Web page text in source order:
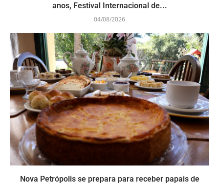
anos, Festival Internacional de...
04/08/2026
Nova Petrópolis se prepara para receber papais de